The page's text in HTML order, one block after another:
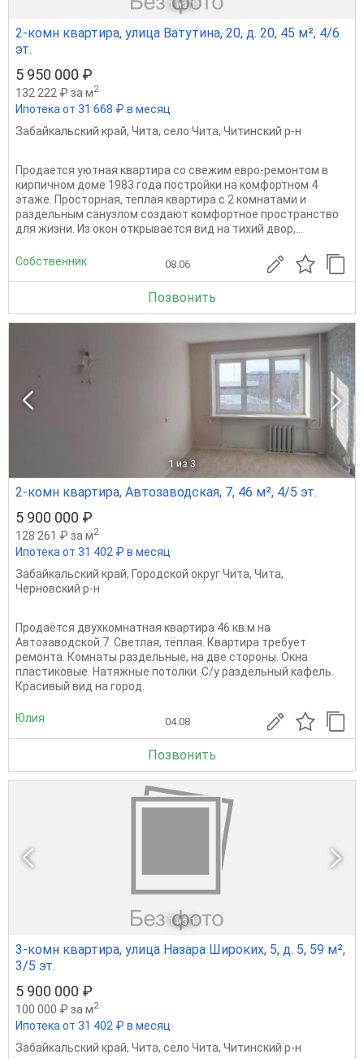
1 из 1
2-комн квартира, улица Ватутина, 20, д. 20, 45 м², 4/6
эт.
5 950 000 ₽
132 222 ₽ за м2
Ипотека от 31 668 ₽ в месяц
Забайкальский край, Чита, село Чита, Читинский р-н
Продается уютная квартира со свежим евро-ремонтом в
кирпичном доме 1983 года постройки на комфортном 4
этаже. Просторная, теплая квартира с 2 комнатами и
раздельным санузлом создают комфортное пространство
для жизни. Из окон открывается вид на тихий двор,...
Собственник 08.06
Позвонить
1 из 3
2-комн квартира, Автозаводская, 7, 46 м², 4/5 эт.
5 900 000 ₽
128 261 ₽ за м2
Ипотека от 31 402 ₽ в месяц
Забайкальский край, Городской округ Чита, Чита,
Черновский р-н
Продаётся двухкомнатная квартира 46 кв.м на
Автозаводской 7. Светлая, тёплая. Квартира требует
ремонта. Комнаты раздельные, на две стороны. Окна
пластиковые. Натяжные потолки. С/у раздельный кафель.
Красивый вид на город.
Юлия 04.08
Позвонить
1 из 1
3-комн квартира, улица Назара Широких, 5, д. 5, 59 м²,
3/5 эт.
5 900 000 ₽
100 000 ₽ за м2
Ипотека от 31 402 ₽ в месяц
Забайкальский край, Чита, село Чита, Читинский р-н